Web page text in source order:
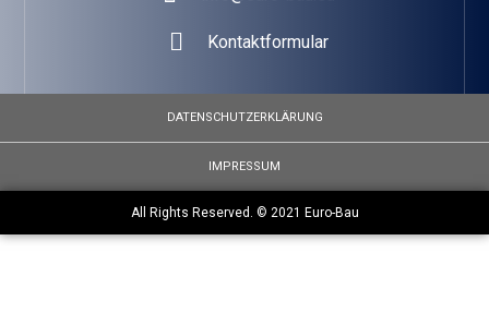
Kontaktformular
DATENSCHUTZERKLÄRUNG
IMPRESSUM
All Rights Reserved. © 2021 Euro-Bau